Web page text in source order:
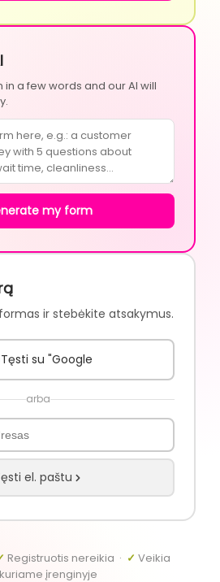
a few words and our AI will
my form
ir stebėkite atsakymus.
Tęsti su "Google
arba
el. paštu
Registruotis nereikia · ✓ Veikia
įrenginyje